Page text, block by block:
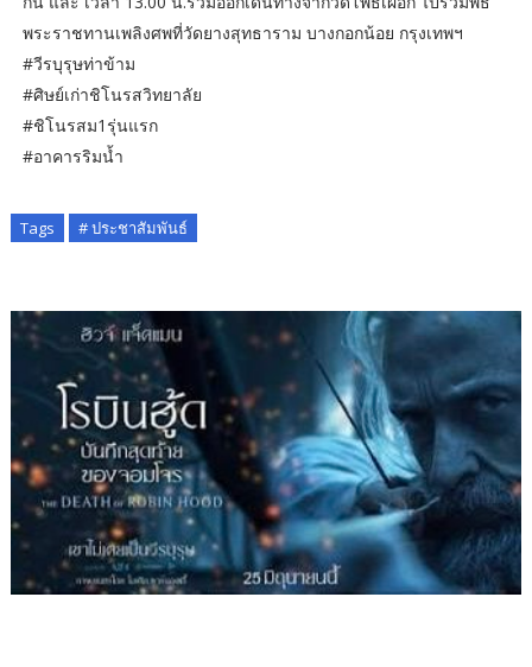
พระราชทานเพลิงศพที่วัดยางสุทธาราม บางกอกน้อย กรุงเทพฯ
#วีรบุรุษท่าข้าม
#ศิษย์เก่าชิโนรสวิทยาลัย
#ชิโนรสม1รุ่นแรก
#อาคารริมน้ำ
Tags # ประชาสัมพันธ์